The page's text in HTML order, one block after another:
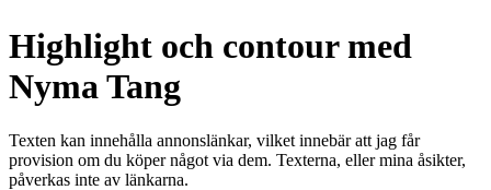
Highlight och contour med
Nyma Tang
Texten kan innehålla annonslänkar, vilket innebär att jag får
provision om du köper något via dem. Texterna, eller mina åsikter,
påverkas inte av länkarna.